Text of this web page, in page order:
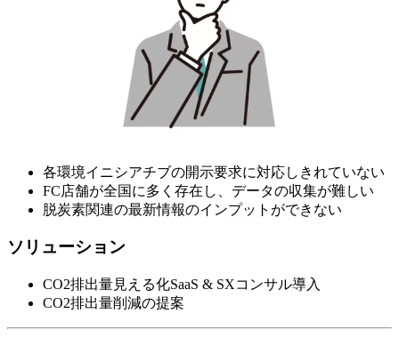
各環境イニシアチブの開示要求に対応しきれていない
FC店舗が全国に多く存在し、データの収集が難しい
脱炭素関連の最新情報のインプットができない
ソリューション
CO2排出量見える化SaaS & SXコンサル導入
CO2排出量削減の提案